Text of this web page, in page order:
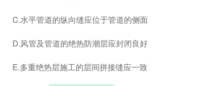
C.水平管道的纵向缝应位于管道的侧面
D.风管及管道的绝热防潮层应封闭良好
E.多重绝热层施工的层间拼接缝应一致